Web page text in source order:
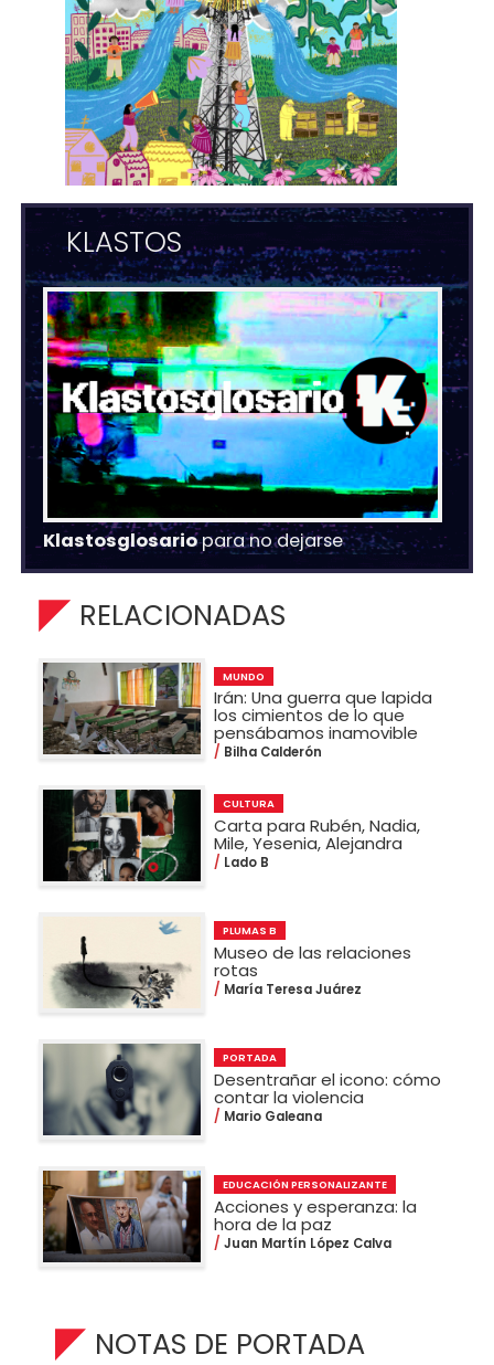
KLASTOS
Klastosglosariopara no dejarse
RELACIONADAS
MUNDO
Irán: Una guerra que lapida
los cimientos de lo que
pensábamos inamovible
Bilha Calderón
CULTURA
Carta para Rubén, Nadia,
Mile, Yesenia, Alejandra
Lado B
PLUMAS B
Museo de las relaciones
rotas
María Teresa Juárez
PORTADA
Desentrañar el icono: cómo
contar la violencia
Mario Galeana
EDUCACIÓN PERSONALIZANTE
Acciones y esperanza: la
hora de la paz
Juan Martín López Calva
NOTAS DE PORTADA